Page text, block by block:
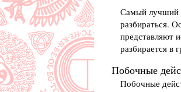
Самый лучший
разбираться.
представляют
разбирается в
Побочные
Побочные